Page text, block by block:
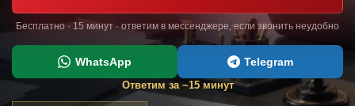
Бесплатно · 15 минут · ответим в мессенджере, если звонить неудобно
WhatsApp Telegram
Ответим за ~15 минут